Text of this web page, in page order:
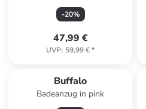
-20%
47,99 €
UVP: 59,99 €*
Buffalo
Badeanzug in pink